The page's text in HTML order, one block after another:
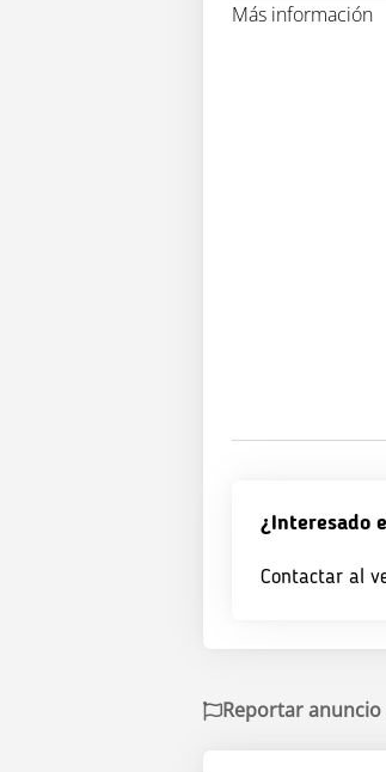
Más información
¿Interesado
Contactar al
Reportar